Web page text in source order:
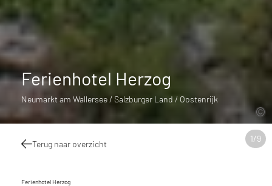
1/9
Ferienhotel Herzog
Neumarkt am Wallersee / Salzburger Land / Oostenrijk
Terug naar overzicht
Ferienhotel Herzog